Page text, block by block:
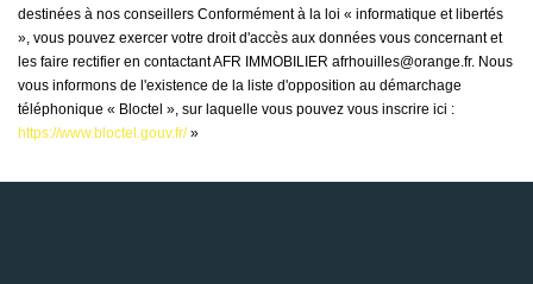
destinées à nos conseillers Conformément à la loi « informatique et libertés
», vous pouvez exercer votre droit d'accès aux données vous concernant et
les faire rectifier en contactant AFR IMMOBILIER afrhouilles@orange.fr. Nous
vous informons de l'existence de la liste d'opposition au démarchage
téléphonique « Bloctel », sur laquelle vous pouvez vous inscrire ici :
https://www.bloctel.gouv.fr/»